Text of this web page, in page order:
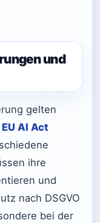
und
gelten
EU AI Act
ihre
und
nach DSGVO
bei der